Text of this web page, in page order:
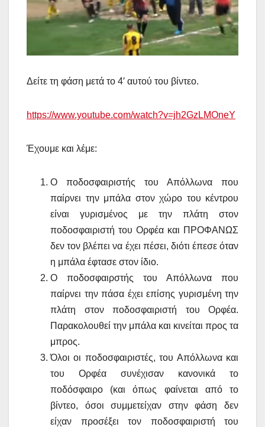
Δείτε τη φάση μετά το 4′ αυτού του βίντεο.
https://www.youtube.com/watch?v=jh2GzLMOneY
Έχουμε και λέμε:
Ο ποδοσφαιριστής του Απόλλωνα που
παίρνει την μπάλα στον χώρο του κέντρου
είναι γυρισμένος με την πλάτη στον
ποδοσφαιριστή του Ορφέα και ΠΡΟΦΑΝΩΣ
δεν τον βλέπει να έχει πέσει, διότι έπεσε όταν
η μπάλα έφτασε στον ίδιο.
Ο ποδοσφαιρστής του Απόλλωνα που
παίρνει την πάσα έχει επίσης γυρισμένη την
πλάτη στον ποδοσφαιριστή του Ορφέα.
Παρακολουθεί την μπάλα και κινείται προς τα
μπρος.
Όλοι οι ποδοσφαιριστές, του Απόλλωνα και
του Ορφέα συνέχισαν κανονικά το
ποδόσφαιρο (και όπως φαίνεται από το
βίντεο, όσοι συμμετείχαν στην φάση δεν
είχαν προσέξει τον ποδοσφαιριστή του